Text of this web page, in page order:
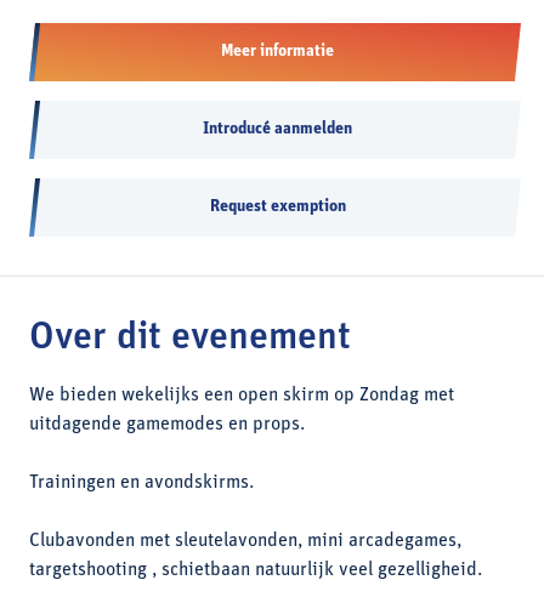
Meer informatie
Introducé aanmelden
Request exemption
Over dit evenement
We bieden wekelijks een open skirm op Zondag met
uitdagende gamemodes en props.
Trainingen en avondskirms.
Clubavonden met sleutelavonden, mini arcadegames,
targetshooting , schietbaan natuurlijk veel gezelligheid.